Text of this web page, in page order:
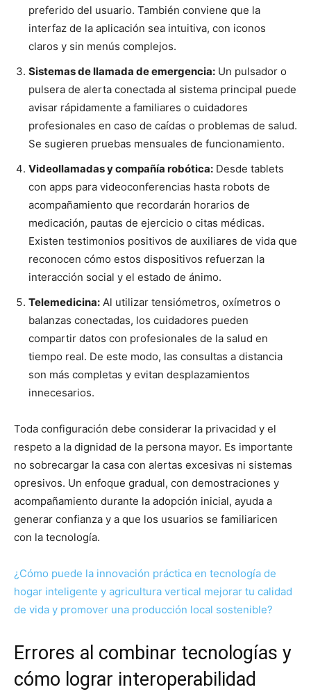
preferido del usuario. También conviene que la
interfaz de la aplicación sea intuitiva, con iconos
claros y sin menús complejos.
Sistemas de llamada de emergencia: Un pulsador o
pulsera de alerta conectada al sistema principal puede
avisar rápidamente a familiares o cuidadores
profesionales en caso de caídas o problemas de salud.
Se sugieren pruebas mensuales de funcionamiento.
Videollamadas y compañía robótica: Desde tablets
con apps para videoconferencias hasta robots de
acompañamiento que recordarán horarios de
medicación, pautas de ejercicio o citas médicas.
Existen testimonios positivos de auxiliares de vida que
reconocen cómo estos dispositivos refuerzan la
interacción social y el estado de ánimo.
Telemedicina: Al utilizar tensiómetros, oxímetros o
balanzas conectadas, los cuidadores pueden
compartir datos con profesionales de la salud en
tiempo real. De este modo, las consultas a distancia
son más completas y evitan desplazamientos
innecesarios.
Toda configuración debe considerar la privacidad y el
respeto a la dignidad de la persona mayor. Es importante
no sobrecargar la casa con alertas excesivas ni sistemas
opresivos. Un enfoque gradual, con demostraciones y
acompañamiento durante la adopción inicial, ayuda a
generar confianza y a que los usuarios se familiaricen
con la tecnología.
¿Cómo puede la innovación práctica en tecnología de
hogar inteligente y agricultura vertical mejorar tu calidad
de vida y promover una producción local sostenible?
Errores al combinar tecnologías y
cómo lograr interoperabilidad